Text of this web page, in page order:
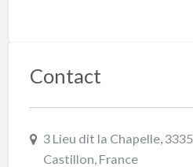
Contact
3 Lieu dit la Chapelle,
Castillon, France